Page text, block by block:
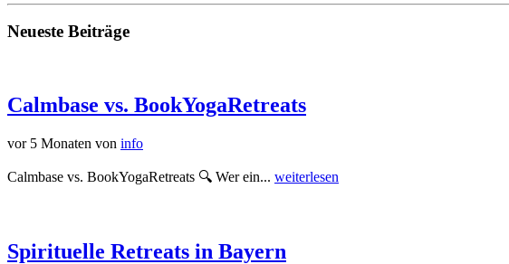
Neueste Beiträge
Calmbase vs. BookYogaRetreats
vor 5 Monaten von info
Calmbase vs. BookYogaRetreats 🔍 Wer ein... weiterlesen
Spirituelle Retreats in Bayern